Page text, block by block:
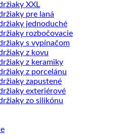
XXL
pre laná
jednoduché
rozbočovacie
s vypínačom
z kovu
z keramiky
z porcelánu
zapustené
exteriérové
zo silikónu